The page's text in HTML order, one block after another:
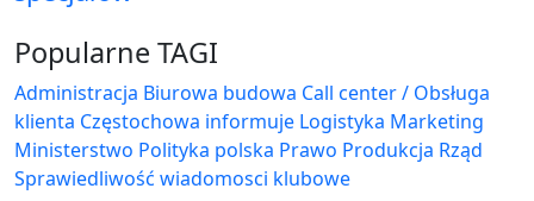
Popularne TAGI
Administracja Biurowa budowa Call center / Obsługa
klienta Częstochowa informuje Logistyka Marketing
Ministerstwo Polityka polska Prawo Produkcja Rząd
Sprawiedliwość wiadomosci klubowe